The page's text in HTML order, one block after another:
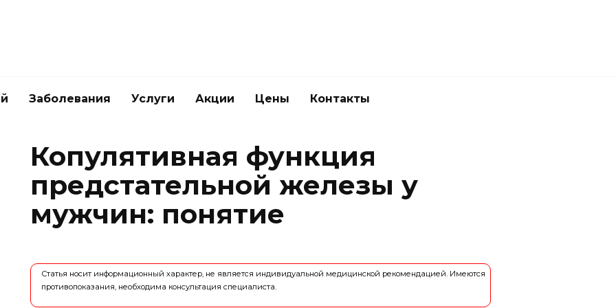
Заболевания Услуги Акции Цены Контакты
Копулятивная функция
предстательной железы у
мужчин: понятие
Статья носит информационный характер, не является индивидуальной медицинской рекомендацией. Имеются
противопоказания, необходима консультация специалиста.